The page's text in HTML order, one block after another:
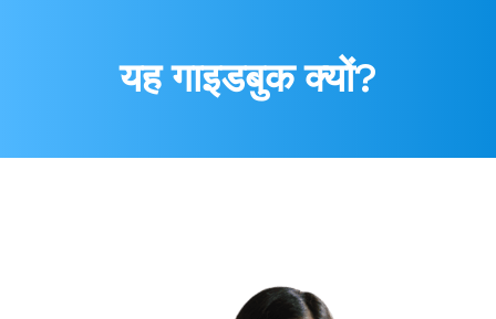
यह गाइडबुक क्यों?